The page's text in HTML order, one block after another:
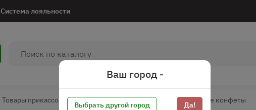
Система лояльности
Товары прикассовой зоны Сахарная группа Жевательные конфеты
Ваш город -
Выбрать другой город Да!